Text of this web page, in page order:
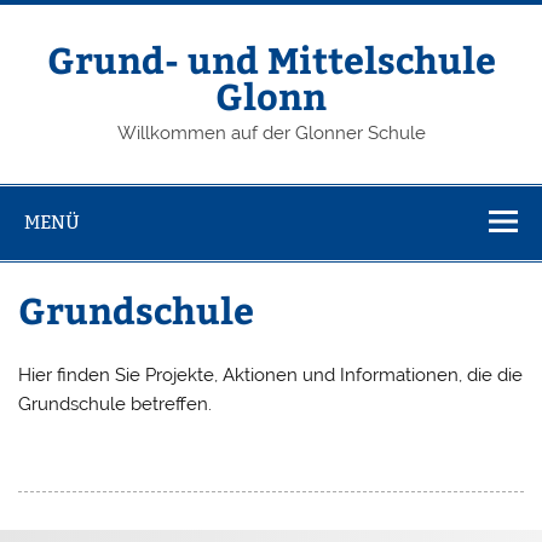
Grund- und Mittelschule
Glonn
Willkommen auf der Glonner Schule
MENÜ
Grundschule
Hier finden Sie Projekte, Aktionen und Informationen, die die
Grundschule betreffen.